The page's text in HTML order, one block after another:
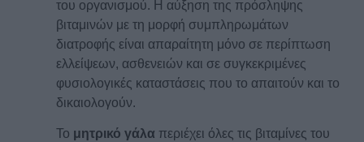
του οργανισμού. Η αύξηση της πρόσληψης
βιταμινών με τη μορφή συμπληρωμάτων
διατροφής είναι απαραίτητη μόνο σε περίπτωση
ελλείψεων, ασθενειών και σε συγκεκριμένες
φυσιολογικές καταστάσεις που το απαιτούν και το
δικαιολογούν.
Το μητρικό γάλα περιέχει όλες τις βιταμίνες του